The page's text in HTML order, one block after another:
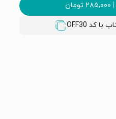
| ۲۸۵,۰۰۰ تومان
OFF30